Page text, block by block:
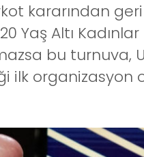
kararından
Yaş Altı
bu turnuva,
ilk organizasyon